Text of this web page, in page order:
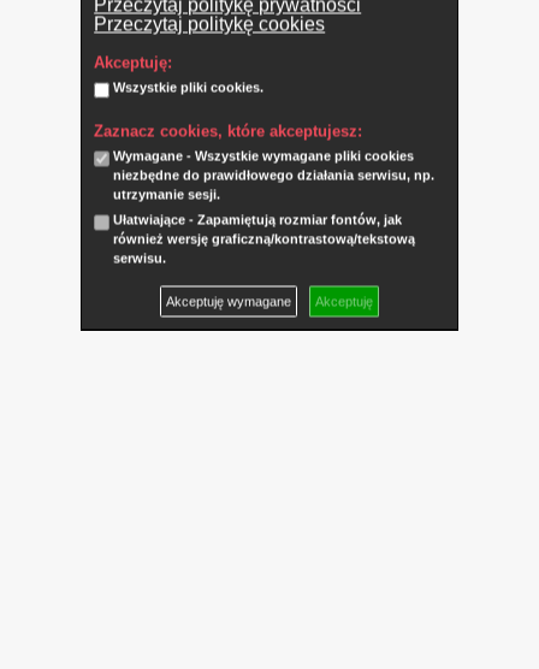
Przeczytaj politykę prywatności
Przeczytaj politykę cookies
Akceptuję:
Wszystkie pliki cookies.
Zaznacz cookies, które akceptujesz:
Wymagane - Wszystkie wymagane pliki cookies
niezbędne do prawidłowego działania serwisu, np.
utrzymanie sesji.
Ułatwiające - Zapamiętują rozmiar fontów, jak
również wersję graficzną/kontrastową/tekstową
serwisu.
Akceptuję wymagane Akceptuję